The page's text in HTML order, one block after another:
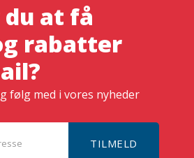
at få
rabatter
følg med i vores nyheder
TILMELD